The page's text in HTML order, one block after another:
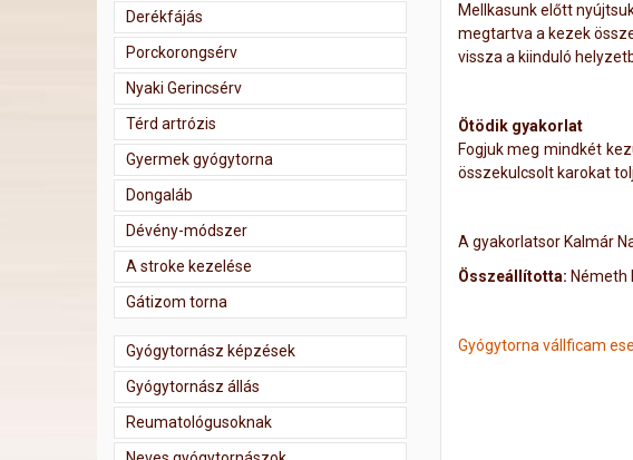
Mellkasunk előtt
megtartva a kezek
vissza a kiinduló
Ötödik gyakorlat
Fogjuk meg mindkét
összekulcsolt karokat
A gyakorlatsor Kalmár
Összeállította: Németh
Gyógytorna vállficam
Derékfájás
Porckorongsérv
Nyaki Gerincsérv
Térd artrózis
Gyermek gyógytorna
Dongaláb
Dévény-módszer
A stroke kezelése
Gátizom torna
Gyógytornász képzések
Gyógytornász állás
Reumatológusoknak